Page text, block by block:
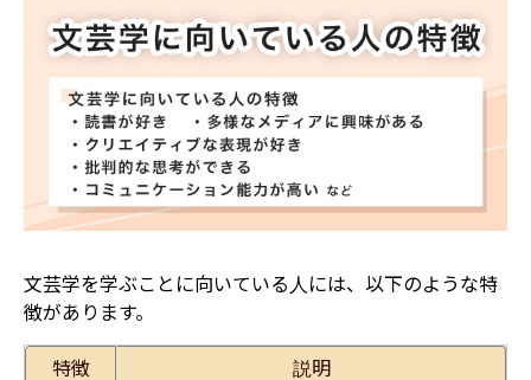
文芸学を学ぶことに向いている人には、以下のような特
徴があります。
特徴
説明